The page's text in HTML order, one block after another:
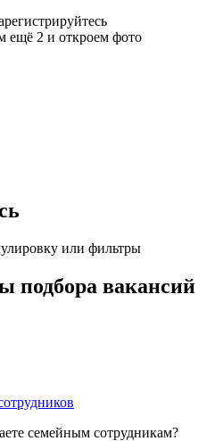
ещё 2 и откроем фото
или фильтры
подбора вакансий
семейным сотрудникам?